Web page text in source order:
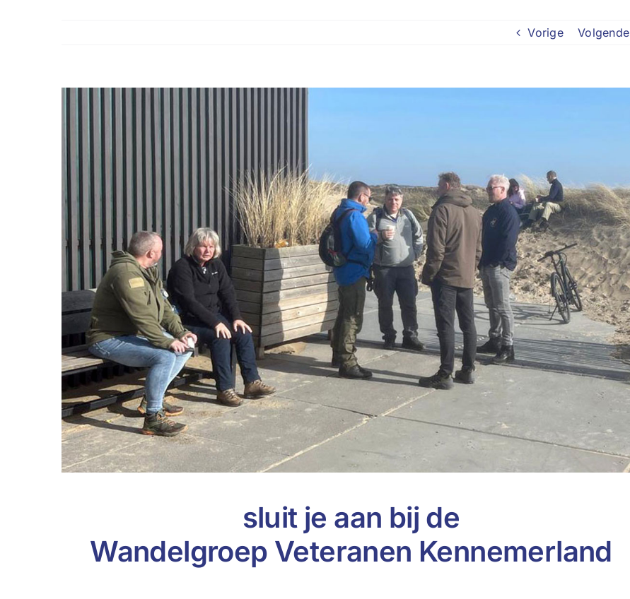
Vorige Volgende
sluit je aan bij de
Wandelgroep Veteranen Kennemerland